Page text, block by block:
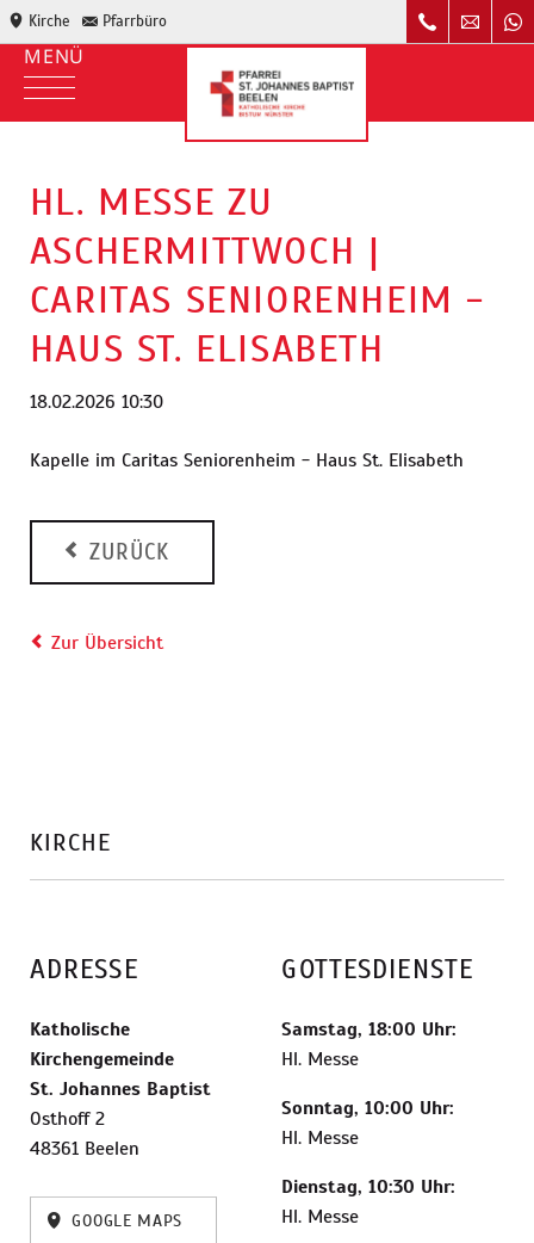
Kirche Pfarrbüro
HL. MESSE ZU
ASCHERMITTWOCH |
CARITAS SENIORENHEIM -
HAUS ST. ELISABETH
18.02.2026 10:30
Kapelle im Caritas Seniorenheim - Haus St. Elisabeth
ZURÜCK
Zur Übersicht
KIRCHE
ADRESSE
Katholische
Kirchengemeinde
St. Johannes Baptist
Osthoff 2
48361 Beelen
GOOGLE MAPS
GOTTESDIENSTE
Samstag, 18:00 Uhr:
Hl. Messe
Sonntag, 10:00 Uhr:
Hl. Messe
Dienstag, 10:30 Uhr:
Hl. Messe